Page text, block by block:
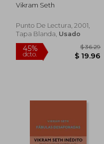
Vikram Seth
Punto De Lectura, 2001,
Tapa Blanda, Usado